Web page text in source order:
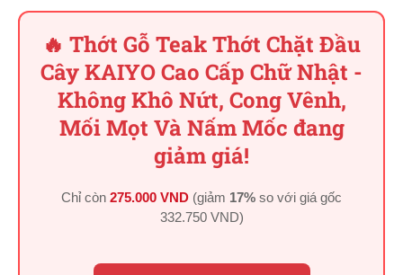
🔥 Thớt Gỗ Teak Thớt Chặt Đầu
Cây KAIYO Cao Cấp Chữ Nhật -
Không Khô Nứt, Cong Vênh,
Mối Mọt Và Nấm Mốc đang
giảm giá!
Chỉ còn 275.000 VND (giảm 17% so với giá gốc
332.750 VND)